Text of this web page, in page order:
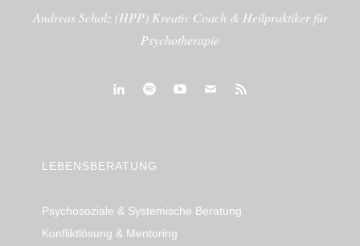
Andreas Scholz (HPP) Kreativ Coach & Heilpraktiker für
Psychotherapie
LEBENSBERATUNG
Psychosoziale & Systemische Beratung
Konfliktlösung & Mentoring